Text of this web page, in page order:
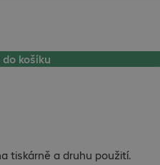
košíku
tiskárně a druhu použití.